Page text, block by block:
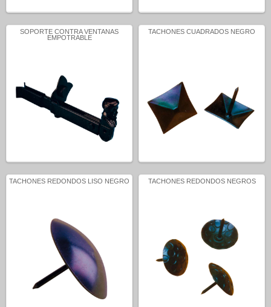
SOPORTE CONTRA VENTANAS
EMPOTRABLE
TACHONES CUADRADOS NEGRO
TACHONES REDONDOS LISO NEGRO TACHONES REDONDOS NEGROS